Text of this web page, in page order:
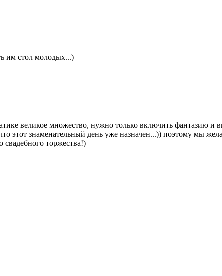
им стол молодых...)
великое множество, нужно только включить фантазию
этот знаменательный день уже назначен...)) поэтому мы
торжества!)